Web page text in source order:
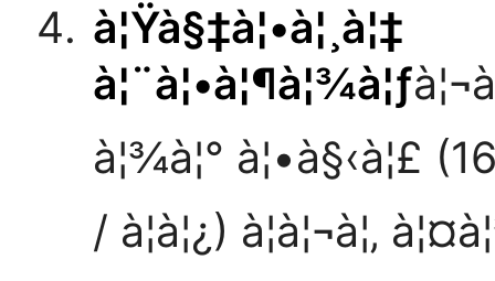
à¦Ÿà§‡à¦•à¦¸à¦‡
à¦¨à¦•à¦¶à¦¾à¦ƒ
à¦¾à¦° à¦•à§‹à¦£
/ à¦­à¦¿) à¦à¦¬à¦‚